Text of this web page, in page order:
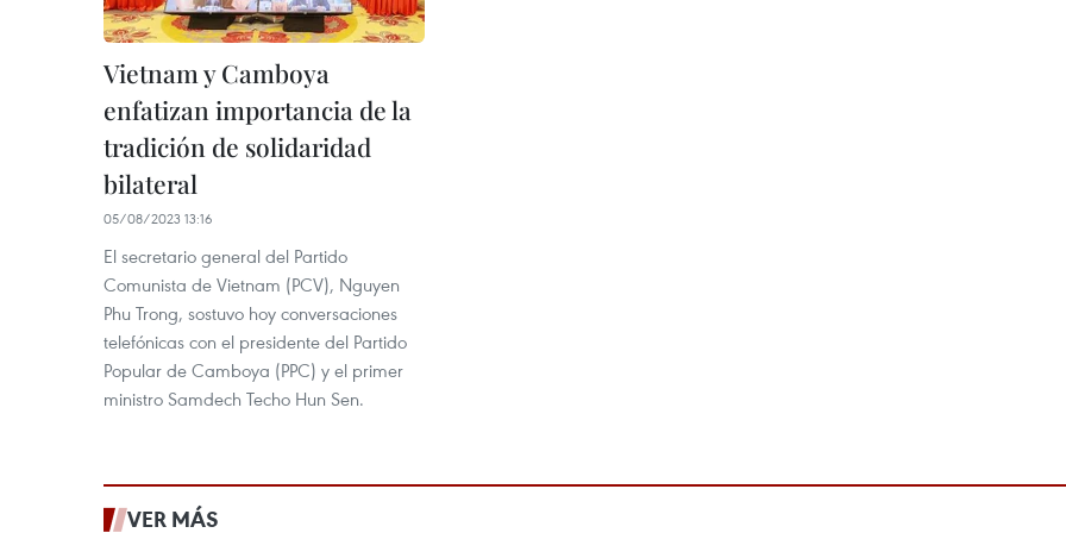
Vietnam y Camboya
enfatizan importancia de la
tradición de solidaridad
bilateral
05/08/2023 13:16
El secretario general del Partido
Comunista de Vietnam (PCV), Nguyen
Phu Trong, sostuvo hoy conversaciones
telefónicas con el presidente del Partido
Popular de Camboya (PPC) y el primer
ministro Samdech Techo Hun Sen.
VER MÁS